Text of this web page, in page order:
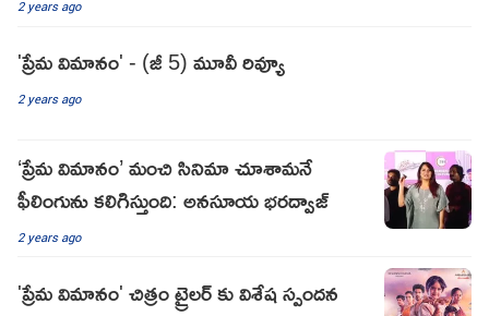
2 years ago
'ప్రేమ విమానం' - (జీ 5) మూవీ రివ్యూ
2 years ago
‘ప్రేమ విమానం’ మంచి సినిమా చూశామనే
ఫీలింగును కలిగిస్తుంది: అనసూయ భరద్వాజ్
2 years ago
'ప్రేమ విమానం' చిత్రం ట్రైలర్ కు విశేష స్పందన